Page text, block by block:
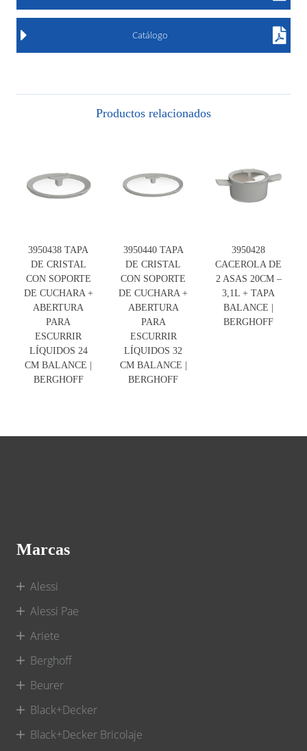
Catálogo
Productos relacionados
3950438 TAPA
DE CRISTAL
CON SOPORTE
DE CUCHARA +
ABERTURA
PARA
ESCURRIR
LÍQUIDOS 24
CM BALANCE |
BERGHOFF
3950440 TAPA
DE CRISTAL
CON SOPORTE
DE CUCHARA +
ABERTURA
PARA
ESCURRIR
LÍQUIDOS 32
CM BALANCE |
BERGHOFF
3950428
CACEROLA DE
2 ASAS 20CM –
3,1L + TAPA
BALANCE |
BERGHOFF
Marcas
Alessi
Alessi Pae
Ariete
Berghoff
Beurer
Black+Decker
Black+Decker Bricolaje